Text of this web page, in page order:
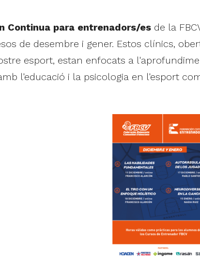
Continua para entrenadors/esde la
de desembre i gener. Estos clínics,
esport, estan enfocats a
l'educació i la psicologia en l'esport